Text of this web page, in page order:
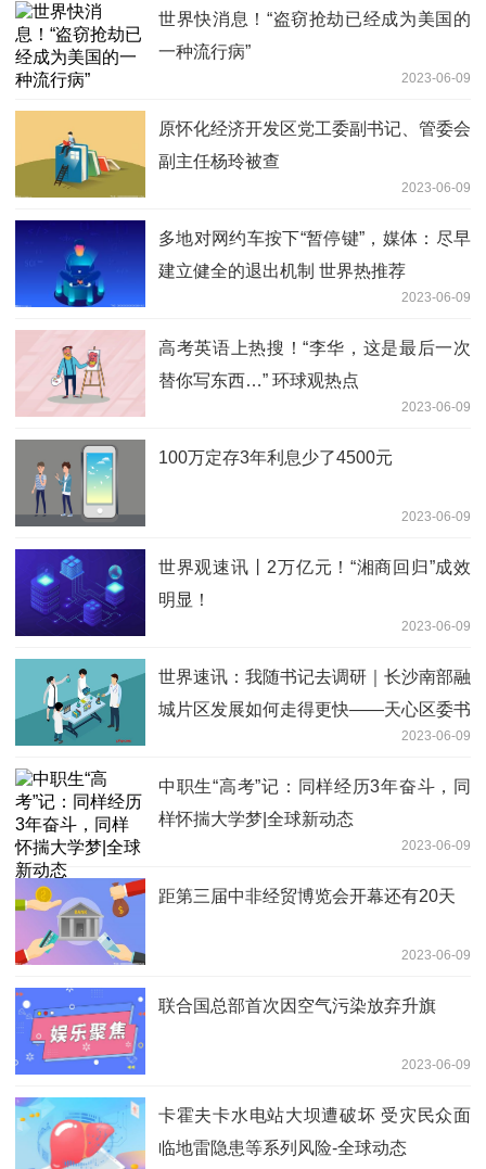
世界快消息！“盗窃抢劫已经成为美国的
一种流行病”
2023-06-09
原怀化经济开发区党工委副书记、管委会
副主任杨玲被查
2023-06-09
多地对网约车按下“暂停键”，媒体：尽早
建立健全的退出机制 世界热推荐
2023-06-09
高考英语上热搜！“李华，这是最后一次
替你写东西…” 环球观热点
2023-06-09
100万定存3年利息少了4500元
2023-06-09
世界观速讯丨2万亿元！“湘商回归”成效
明显！
2023-06-09
世界速讯：我随书记去调研｜长沙南部融
城片区发展如何走得更快——天心区委书
2023-06-09
中职生“高考”记：同样经历3年奋斗，同
样怀揣大学梦|全球新动态
2023-06-09
距第三届中非经贸博览会开幕还有20天
2023-06-09
联合国总部首次因空气污染放弃升旗
2023-06-09
卡霍夫卡水电站大坝遭破坏 受灾民众面
临地雷隐患等系列风险-全球动态